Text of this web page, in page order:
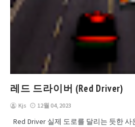
레드 드라이버 (Red Driver)
Kjs 12월 04, 2023
Red Driver 실제 도로를 달리는 듯한